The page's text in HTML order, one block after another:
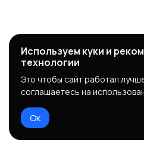
Используем куки и
технологии
Это чтобы сайт работал
соглашаетесь на
Ок